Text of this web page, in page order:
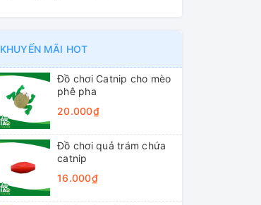
KHUYẾN MÃI HOT
Đồ chơi Catnip cho mèo
phê pha
20.000₫
Đồ chơi quả trám chứa
catnip
16.000₫